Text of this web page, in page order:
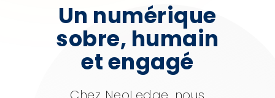
Un numérique
sobre, humain
et engagé